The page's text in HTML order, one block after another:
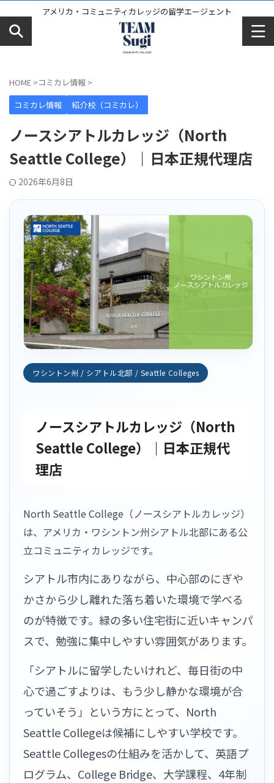
アメリカ・コミュニティカレッジの留学エージェント
HOME >コミカレ情報 >
コミカレ情報
紹介校（コミカレ）
ノースシアトルカレッジ（North
Seattle College）｜日本正規代理店
2026年6月8日
ワシントン州 / シアトル北部 / Seattle Colleges
ノースシアトルカレッジ（North
Seattle College）｜日本正規代
理店
North Seattle College（ノースシアトルカレッジ）
は、アメリカ・ワシントン州シアトル北部にある公
立コミュニティカレッジです。
シアトル市内にありながら、中心部のにぎや
かさから少し離れた落ち着いた環境で学べる
のが特徴です。緑の多い住宅街に近いキャンパ
スで、勉強に集中しやすい雰囲気があります。
「シアトルに留学したいけれど、毎日街の中
心で過ごすよりは、もう少し静かな環境が合
っていそう」という方にとって、North
Seattle Collegeは候補にしやすい学校です。
Seattle Collegesの仕組みを活かして、英語プ
ログラム、College Bridge、大学課程、4年制